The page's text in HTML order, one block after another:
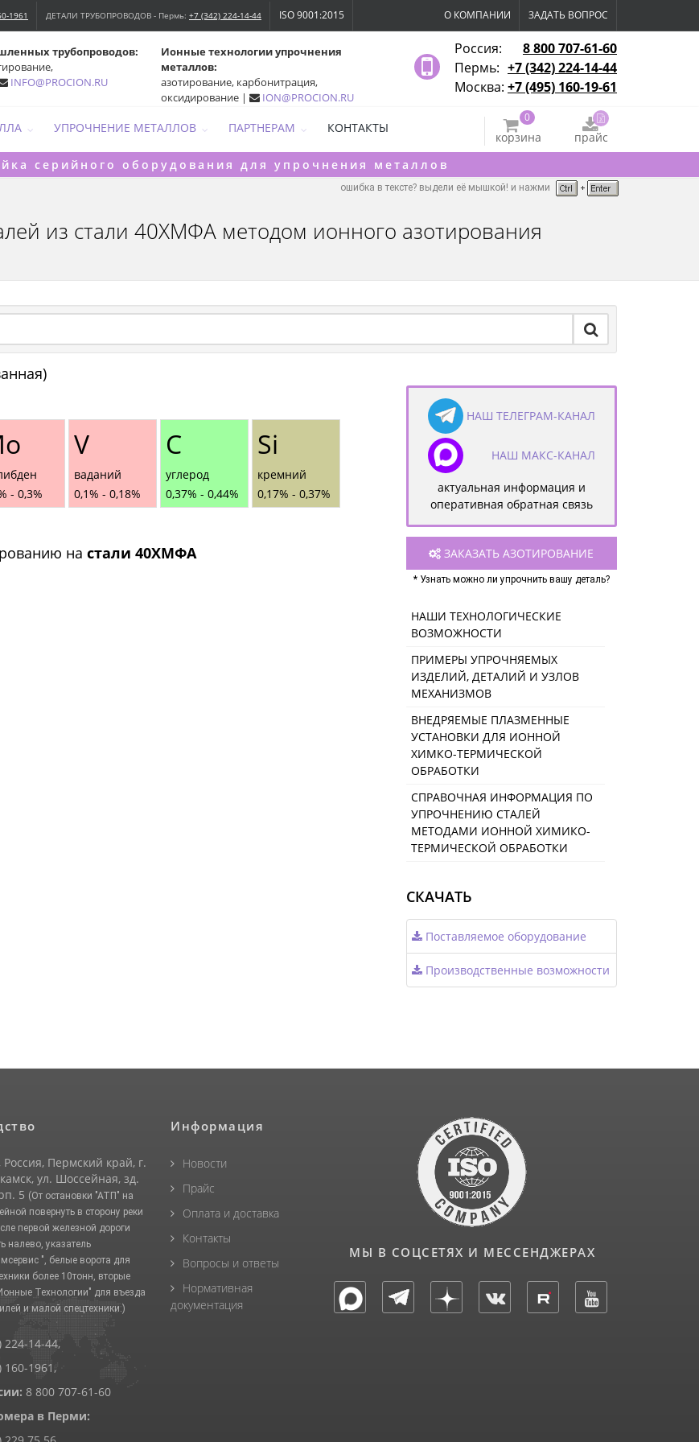
О КОМПАНИИ ЗАДАТЬ ВОПРОС
1961 ДЕТАЛИ ТРУБОПРОВОДОВ - Пермь: +7 (342) 224-14-44 ISO 9001:2015
Россия:
8 800 707-61-60
Пермь: +7 (342) 224-14-44
Москва: +7 (495) 160-19-61
Ионные технологии упрочнения
металлов:
азотирование, карбонитрация,
оксидирование |
ION@PROCION.RU
трубопроводов:
INFO@PROCION.RU
УПРОЧНЕНИЕ МЕТАЛЛОВ ПАРТНЕРАМ КОНТАКТЫ
0
корзина
прайс
серийного оборудования для упрочнения металлов
ошибка в тексте? выдели её мышкой! и нажми
из стали 40ХМФА методом ионного азотирования
- 0,3%
V
ваданий
0,1% - 0,18%
С
углерод
0,37% - 0,44%
Si
кремний
0,17% - 0,37%
на стали 40ХМФА
НАШ ТЕЛЕГРАМ-КАНАЛ
НАШ МАКС-КАНАЛ
актуальная информация и
оперативная обратная связь
ЗАКАЗАТЬ АЗОТИРОВАНИЕ
* Узнать можно ли упрочнить вашу деталь?
НАШИ ТЕХНОЛОГИЧЕСКИЕ
ВОЗМОЖНОСТИ
ПРИМЕРЫ УПРОЧНЯЕМЫХ
ИЗДЕЛИЙ, ДЕТАЛИЙ И УЗЛОВ
МЕХАНИЗМОВ
ВНЕДРЯЕМЫЕ ПЛАЗМЕННЫЕ
УСТАНОВКИ ДЛЯ ИОННОЙ
ХИМКО-ТЕРМИЧЕСКОЙ
ОБРАБОТКИ
СПРАВОЧНАЯ ИНФОРМАЦИЯ ПО
УПРОЧНЕНИЮ СТАЛЕЙ
МЕТОДАМИ ИОННОЙ ХИМИКО-
ТЕРМИЧЕСКОЙ ОБРАБОТКИ
СКАЧАТЬ
Поставляемое оборудование
Производственные возможности
Россия, Пермский край, г.
ул. Шоссейная, зд.
5 (От остановки "АТП" на
повернуть в сторону реки
первой железной дороги
налево, указатель
", белые ворота для
более 10тонн, вторые
Технологии" для въезда
и малой спецтехники.)
224-14-44,
160-1961 ,
8 800 707-61-60
в Перми:
Информация
Новости
Прайс
Оплата и доставка
Контакты
Вопросы и ответы
Нормативная
документация
МЫ В СОЦСЕТЯХ И МЕССЕНДЖЕРАХ